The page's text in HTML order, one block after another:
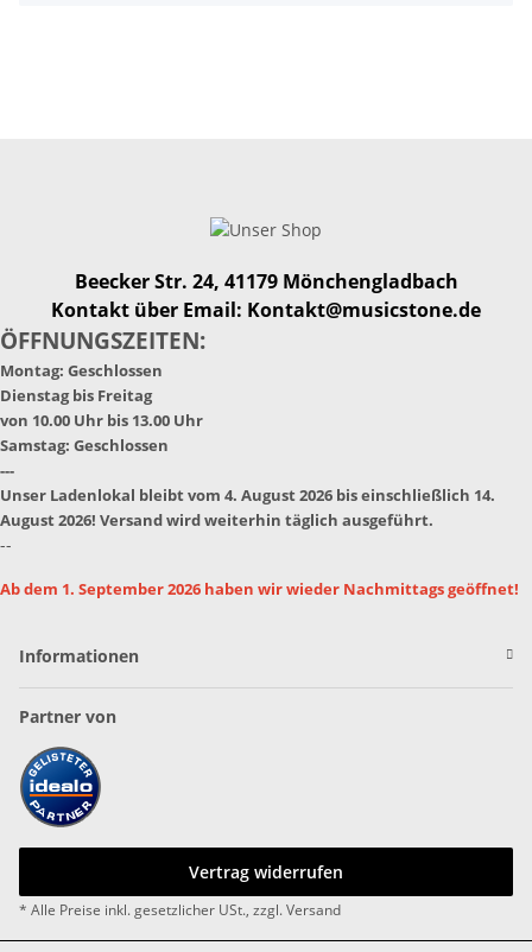
Beecker Str. 24, 41179 Mönchengladbach
Kontakt über Email: Kontakt@musicstone.de
ÖFFNUNGSZEITEN:
Montag: Geschlossen
Dienstag bis Freitag
von 10.00 Uhr bis 13.00 Uhr
Samstag: Geschlossen
---
Unser Ladenlokal bleibt vom 4. August 2026 bis einschließlich 14.
August 2026! Versand wird weiterhin täglich ausgeführt.
--
Ab dem 1. September 2026 haben wir wieder Nachmittags geöffnet!
Informationen
Partner von
Vertrag widerrufen
* Alle Preise inkl. gesetzlicher USt., zzgl.Versand